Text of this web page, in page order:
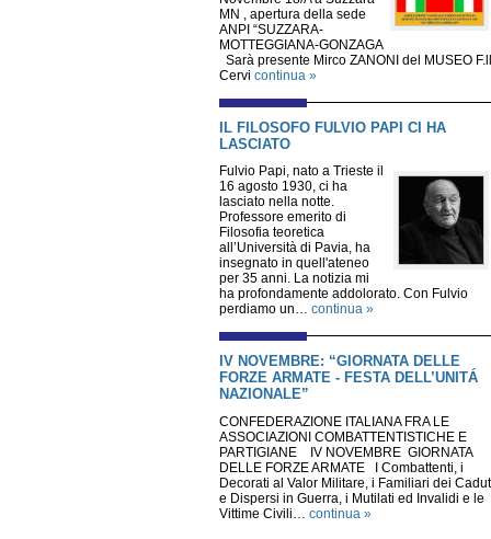
MN , apertura della sede
ANPI “SUZZARA-
MOTTEGGIANA-GONZAGA
Sarà presente Mirco ZANONI del MUSEO
Cervi continua »
IL FILOSOFO FULVIO PAPI CI HA
LASCIATO
Fulvio Papi, nato a Trieste il
16 agosto 1930, ci ha
lasciato nella notte.
Professore emerito di
Filosofia teoretica
all’Università di Pavia, ha
insegnato in quell'ateneo
per 35 anni. La notizia mi
ha profondamente addolorato. Con Fulvio
perdiamo un… continua »
IV NOVEMBRE: “GIORNATA DELLE
FORZE ARMATE - FESTA DELL’UNITÁ
NAZIONALE”
CONFEDERAZIONE ITALIANA FRA LE
ASSOCIAZIONI COMBATTENTISTICHE E
PARTIGIANE IV NOVEMBRE GIORNATA
DELLE FORZE ARMATE I Combattenti, i
Decorati al Valor Militare, i Familiari dei
e Dispersi in Guerra, i Mutilati ed Invalidi e le
Vittime Civili… continua »